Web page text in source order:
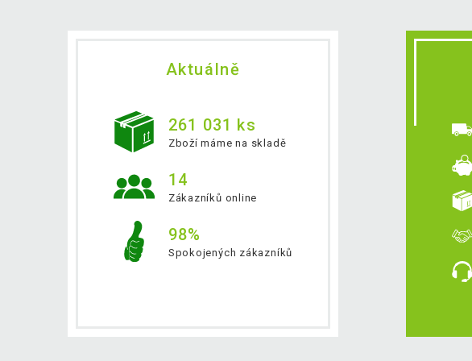
Aktuálně
261 031 ks
Zboží máme na skladě
14
Zákazníků online
98%
Spokojených zákazníků